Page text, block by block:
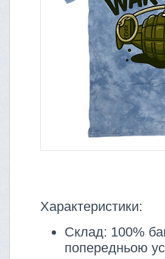
Характеристики:
Склад: 100%
попередньою